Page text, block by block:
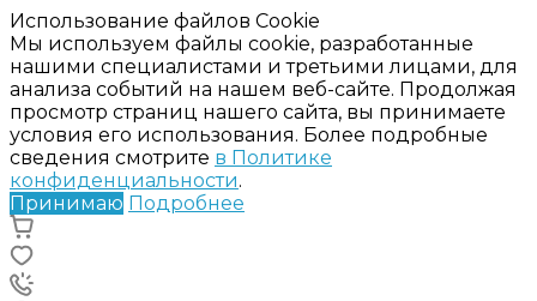
Использование файлов Cookie
Мы используем файлы cookie, разработанные
нашими специалистами и третьими лицами, для
анализа событий на нашем веб-сайте. Продолжая
просмотр страниц нашего сайта, вы принимаете
условия его использования. Более подробные
сведения смотрите в Политике
конфиденциальности.
Принимаю Подробнее